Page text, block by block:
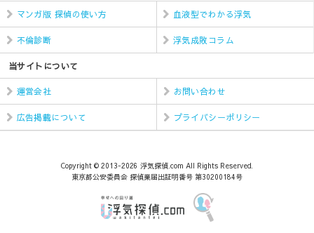
マンガ版 探偵の使い方 血液型でわかる浮気
不倫診断 浮気成敗コラム
当サイトについて
運営会社 お問い合わせ
広告掲載について プライバシーポリシー
Copyright © 2013-2026 浮気探偵.com All Rights Reserved.
東京都公安委員会 探偵業届出証明番号 第30200184号